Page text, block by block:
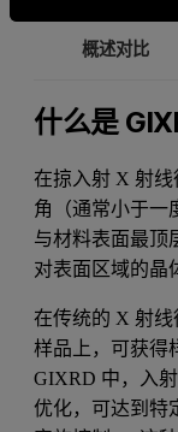
概述对比
什么是
在掠入射 X 射
角（通常小于一
与材料表面最顶
对表面区域的晶
在传统的X 射线
样品上，可获得
GIXRD 中，入
优化，可达到特